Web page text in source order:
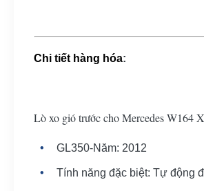
Chi tiết hàng hóa:
Lò xo gió trước cho Mercedes W164
GL350-Năm: 2012
Tính năng đặc biệt: Tự động